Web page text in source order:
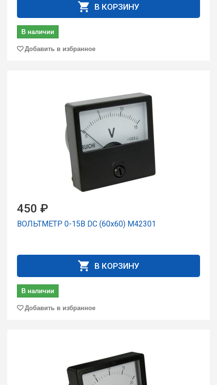
В КОРЗИНУ
В наличии
Добавить в избранное
450 ₽
ВОЛЬТМЕТР 0-15В DC (60х60) М42301
В КОРЗИНУ
В наличии
Добавить в избранное